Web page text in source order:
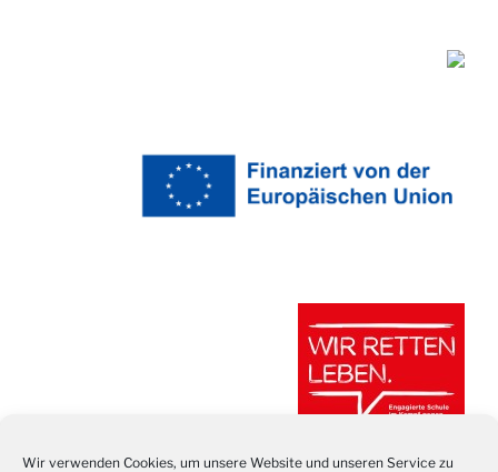
Wir verwenden Cookies, um unsere Website und unseren Service zu